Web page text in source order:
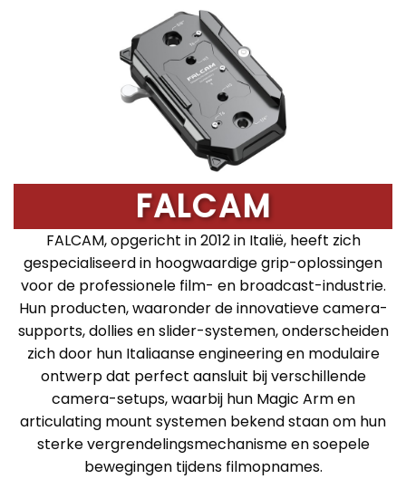
FALCAM
FALCAM, opgericht in 2012 in Italië, heeft zich
gespecialiseerd in hoogwaardige grip-oplossingen
voor de professionele film- en broadcast-industrie.
Hun producten, waaronder de innovatieve camera-
supports, dollies en slider-systemen, onderscheiden
zich door hun Italiaanse engineering en modulaire
ontwerp dat perfect aansluit bij verschillende
camera-setups, waarbij hun Magic Arm en
articulating mount systemen bekend staan om hun
sterke vergrendelingsmechanisme en soepele
bewegingen tijdens filmopnames.